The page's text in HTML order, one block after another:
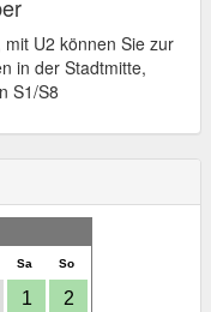
U2 können Sie zur
in der Stadtmitte,
S1/S8
Sa So
1 2